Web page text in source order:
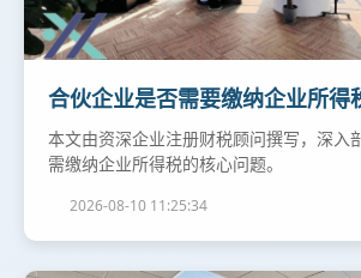
合伙企业是否需要缴纳企业所得
本文由资深企业注册财税顾问撰写，深入
需缴纳企业所得税的核心问题。
2026-08-10 11:25:34